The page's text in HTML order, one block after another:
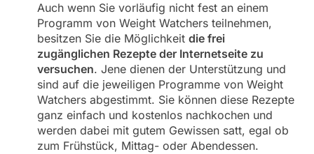
Auch wenn Sie vorläufig nicht fest an einem
Programm von Weight Watchers teilnehmen,
besitzen Sie die Möglichkeit die frei
zugänglichen Rezepte der Internetseite zu
versuchen. Jene dienen der Unterstützung und
sind auf die jeweiligen Programme von Weight
Watchers abgestimmt. Sie können diese Rezepte
ganz einfach und kostenlos nachkochen und
werden dabei mit gutem Gewissen satt, egal ob
zum Frühstück, Mittag- oder Abendessen.